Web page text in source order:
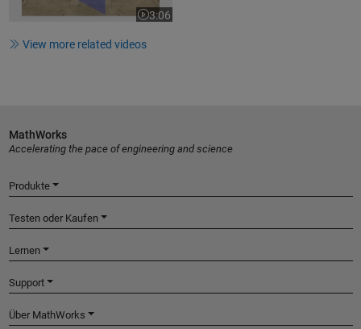
3:06
Video length is 3:06
View more related videos
MathWorks
Accelerating the pace of engineering and science
Produkte
Testen oder Kaufen
Lernen
Support
Über MathWorks